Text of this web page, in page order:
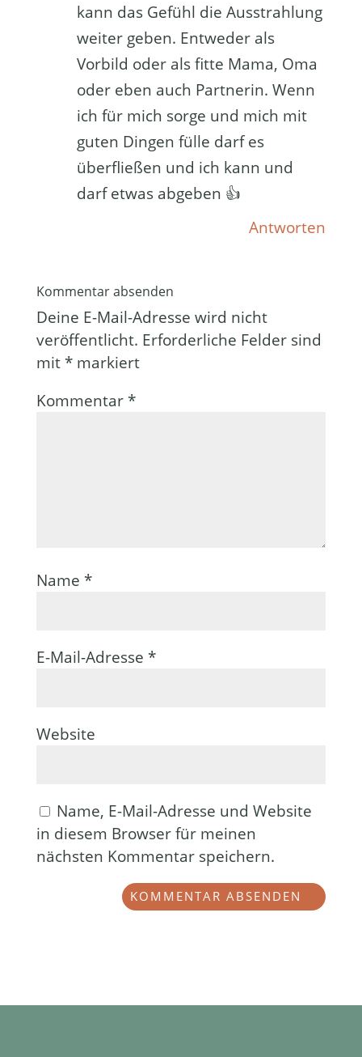
kann das Gefühl die Ausstrahlung
weiter geben. Entweder als
Vorbild oder als fitte Mama, Oma
oder eben auch Partnerin. Wenn
ich für mich sorge und mich mit
guten Dingen fülle darf es
überfließen und ich kann und
darf etwas abgeben 👍
Antworten
Kommentar absenden
Deine E-Mail-Adresse wird nicht
veröffentlicht. Erforderliche Felder sind
mit *markiert
Kommentar *
Name *
E-Mail-Adresse *
Website
Name, E-Mail-Adresse und Website
in diesem Browser für meinen
nächsten Kommentar speichern.